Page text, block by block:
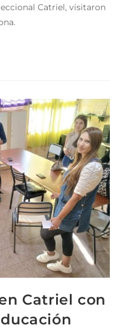
Catriel, visitaron
Catriel con